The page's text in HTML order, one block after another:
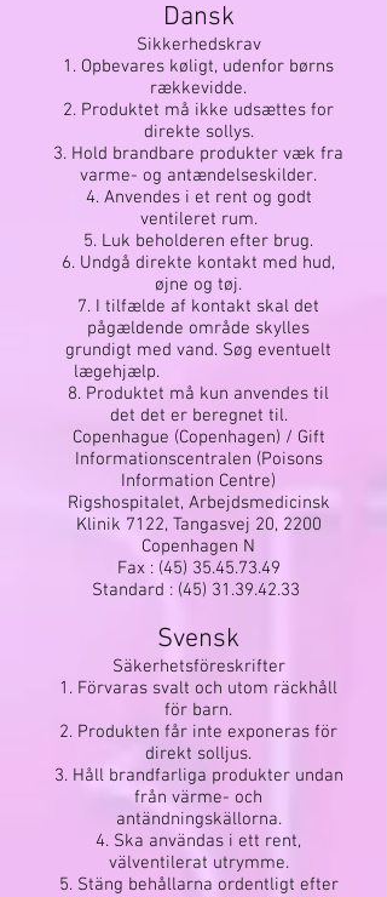
Dansk
Sikkerhedskrav
1. Opbevares køligt, udenfor børns
rækkevidde.
2. Produktet må ikke udsættes for
direkte sollys.
3. Hold brandbare produkter væk fra
varme- og antændelseskilder.
4. Anvendes i et rent og godt
ventileret rum.
5. Luk beholderen efter brug.
6. Undgå direkte kontakt med hud,
øjne og tøj.
7. I tilfælde af kontakt skal det
pågældende område skylles
grundigt med vand. Søg eventuelt
lægehjælp.
8. Produktet må kun anvendes til
det det er beregnet til.
Copenhague (Copenhagen) / Gift
Informationscentralen (Poisons
Information Centre)
Rigshospitalet, Arbejdsmedicinsk
Klinik 7122, Tangasvej 20, 2200
Copenhagen N
Fax : (45) 35.45.73.49
Standard : (45) 31.39.42.33
Svensk
Säkerhetsföreskrifter
1. Förvaras svalt och utom räckhåll
för barn.
2. Produkten får inte exponeras för
direkt solljus.
3. Håll brandfarliga produkter undan
från värme- och
antändningskällorna.
4. Ska användas i ett rent,
välventilerat utrymme.
5. Stäng behållarna ordentligt efter